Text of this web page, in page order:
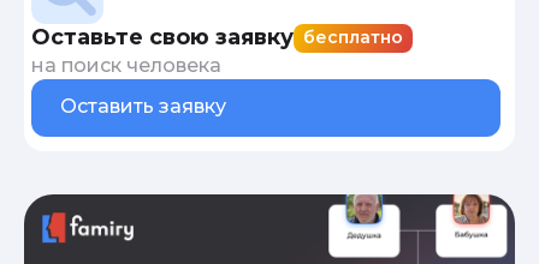
Оставьте свою заявку бесплатно
на поиск человека
Оставить заявку